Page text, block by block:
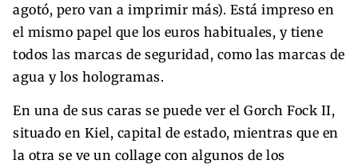
agotó, pero van a imprimir más). Está impreso en
el mismo papel que los euros habituales, y tiene
todos las marcas de seguridad, como las marcas de
agua y los hologramas.
En una de sus caras se puede ver el Gorch Fock II,
situado en Kiel, capital de estado, mientras que en
la otra se ve un collage con algunos de los